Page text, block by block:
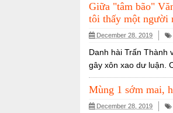
Giữa "tâm bão"
tôi thấy một người
December 28, 2019
Danh hài Trấn Thành
gây xôn xao dư luận.
Mùng 1 sớm mai,
December 28, 2019